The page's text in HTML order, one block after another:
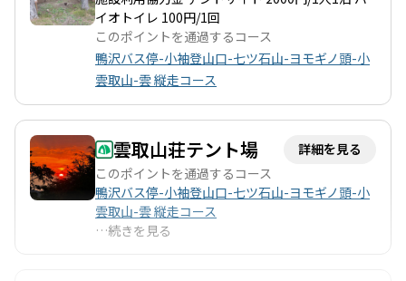
で足元が滑りやすくなるため、アイゼンやチェーンスパイクの使
用が推奨されます。また、登山道の一部は迷いやすい箇所もある
ため、地図を持参することが重要です。 雲取山の魅力は、登山だ
けでなく、下山後の楽しみも豊富です。近くには温泉や地元のグ
ルメもあり、特に名物の椎茸そばは絶品です。登山の後は、温泉
で疲れを癒しながら、仲間との楽しい思い出を語り合うのも良い
でしょう。 このように、雲取山は自然の美しさと登山の楽しさを
存分に味わえる場所であり、訪れる価値のある山です。
イオトイレ 100円/1回
このポイントを通過するコース
鴨沢バス停-小袖登山口-七ツ石山-ヨモギノ頭-小
雲取山-雲 縦走コース
雲取山荘テント場
詳細を見る
このポイントを通過するコース
鴨沢バス停-小袖登山口-七ツ石山-ヨモギノ頭-小
雲取山-雲 縦走コース
…続きを見る